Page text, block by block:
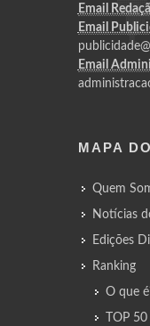
Email
Email
Email
MAPA
Quem
Notícias
Edições
Ranking
O que
TOP